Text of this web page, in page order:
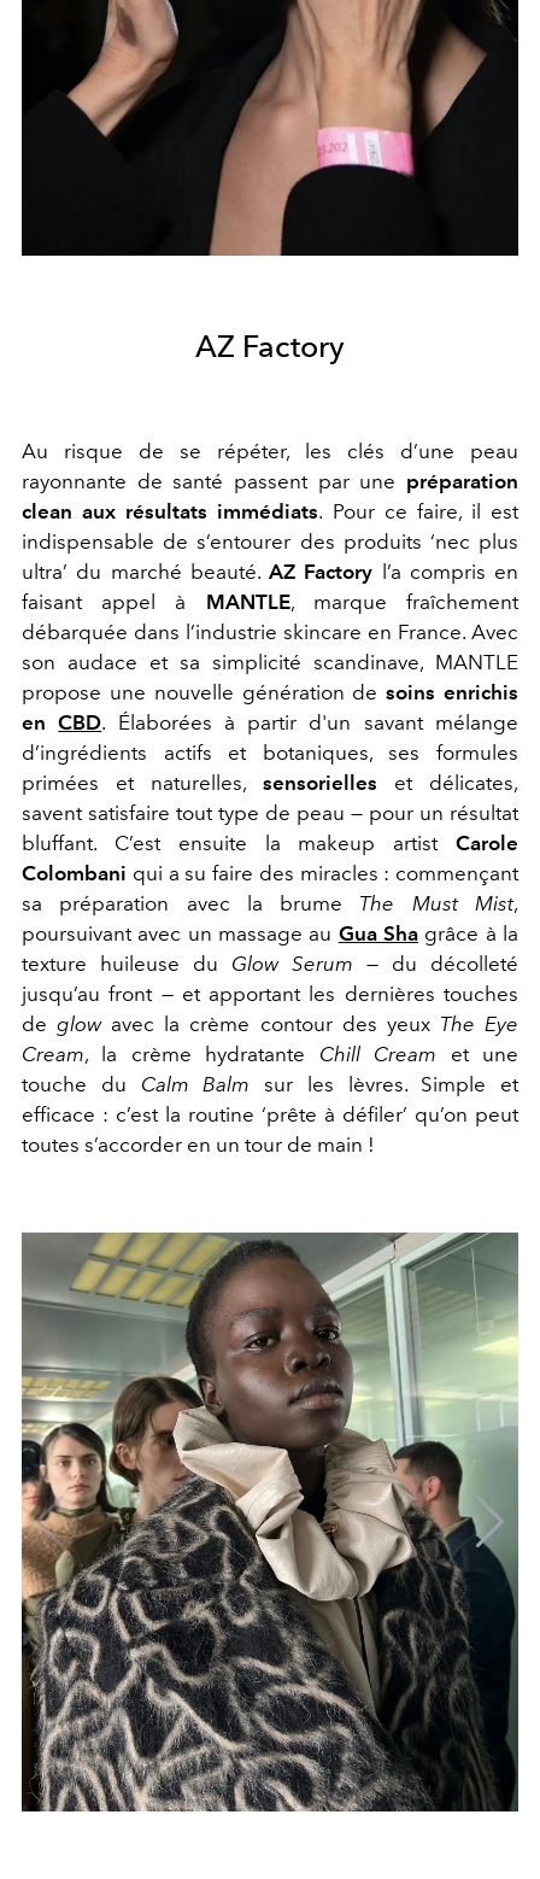
AZ Factory
Au risque de se répéter, les clés d’une peau
rayonnante de santé passent par une préparation
clean aux résultats immédiats. Pour ce faire, il est
indispensable de s’entourer des produits ‘nec plus
ultra’ du marché beauté. AZ Factory l’a compris en
faisant appel à MANTLE, marque fraîchement
débarquée dans l’industrie skincare en France. Avec
son audace et sa simplicité scandinave, MANTLE
propose une nouvelle génération desoins enrichis
en CBD. Élaborées à partir d'un savant mélange
d’ingrédients actifs et botaniques, ses formules
primées et naturelles, sensorielles et délicates,
savent satisfaire tout type de peau — pour un résultat
bluffant. C’est ensuite la makeup artist Carole
Colombani qui a su faire des miracles : commençant
sa préparation avec la brume The Must Mist,
poursuivant avec un massage au Gua Sha grâce à la
texture huileuse du Glow Serum — du décolleté
jusqu’au front — et apportant les dernières touches
deglowavec la crème contour des yeux The Eye
Cream, la crème hydratante Chill Cream et une
touche du Calm Balm sur les lèvres. Simple et
efficace : c’est la routine ‘prête à défiler’ qu’on peut
toutes s’accorder en un tour de main !